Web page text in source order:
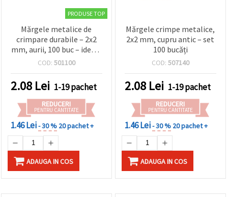
PRODUSE TOP
Mărgele metalice de
crimpare durabile – 2x2
mm, aurii, 100 buc – ideale
pentru bijuterii
reparații și accesorii DIY
COD: 501100
2.08 Lei 1-19 pachet
REDUCERI
PENTRU CANTITATE
1.46 Lei- 30 % 20 pachet +
ADAUGA IN COS
Mărgele crimpe metalice,
2x2 mm, cupru antic – set
100 bucăți
COD: 507140
2.08 Lei 1-19 pachet
REDUCERI
PENTRU CANTITATE
1.46 Lei- 30 % 20 pachet +
ADAUGA IN COS